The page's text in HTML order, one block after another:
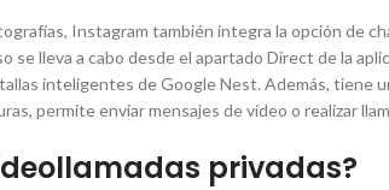
Instagram también integra la opción de
lleva a cabo desde el apartado Direct de la
inteligentes de Google Nest. Además, tiene
permite enviar mensajes de vídeo o realizar
privadas?